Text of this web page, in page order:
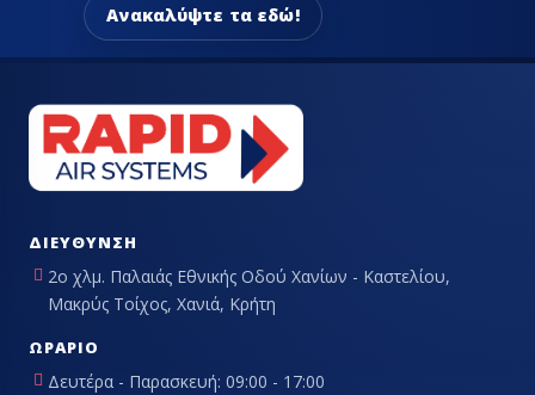
Ανακαλύψτε τα εδώ!
ΔΙΕΎΘΥΝΣΗ
2ο χλμ. Παλαιάς Εθνικής Οδού Χανίων - Καστελίου,
Μακρύς Τοίχος, Χανιά, Κρήτη
ΩΡΆΡΙΟ
Δευτέρα - Παρασκευή: 09:00 - 17:00